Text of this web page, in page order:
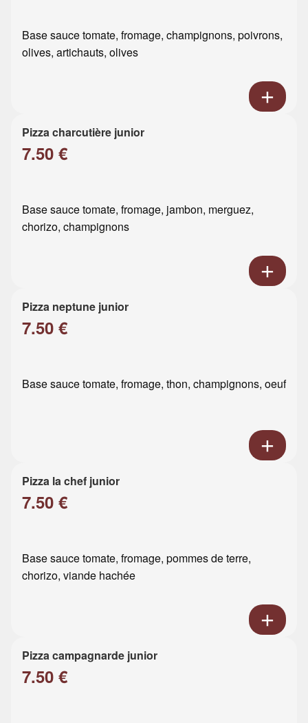
Base sauce tomate, fromage, champignons, poivrons,
olives, artichauts, olives
Pizza charcutière junior
7.50 €
Base sauce tomate, fromage, jambon, merguez,
chorizo, champignons
Pizza neptune junior
7.50 €
Base sauce tomate, fromage, thon, champignons, oeuf
Pizza la chef junior
7.50 €
Base sauce tomate, fromage, pommes de terre,
chorizo, viande hachée
Pizza campagnarde junior
7.50 €